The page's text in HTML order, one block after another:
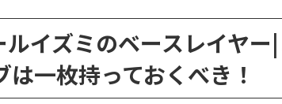
ルイズミのベースレイヤ
は一枚持っておくべき！